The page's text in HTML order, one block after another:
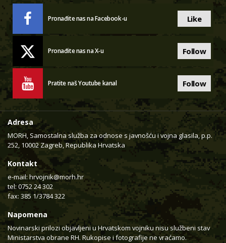
Pronađite nas na Facebook-u Like
Pronađite nas na X-u Follow
Pratite naš Youtube kanal Follow
Adresa
MORH, Samostalna služba za odnose s javnošću i vojna glasila, p.p.
252, 10002 Zagreb, Republika Hrvatska
Kontakt
e-mail: hrvojnik@morh.hr
tel: 0752 24 302
fax: 385 1/3784 322
Napomena
Novinarski prilozi objavljeni u Hrvatskom vojniku nisu službeni stav
Ministarstva obrane RH. Rukopise i fotografije ne vraćamo.